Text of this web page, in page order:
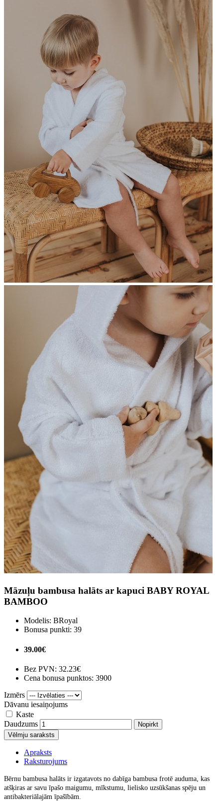
Māzuļu bambusa halāts ar kapuci BABY ROYAL
BAMBOO
Modelis: BRoyal
Bonusa punkti: 39
39.00€
Bez PVN: 32.23€
Cena bonusa punktos: 3900
Izmērs
Dāvanu iesaiņojums
Kaste
Daudzums
Nopirkt
Vēlmju saraksts
Apraksts
Raksturojums
Bērnu bambusa halāts ir izgatavots no dabīga bambusa frotē auduma, kas
atšķiras ar savu īpašo maigumu, mīkstumu, lielisko uzsūkšanas spēju un
antibakteriālajām īpašībām.